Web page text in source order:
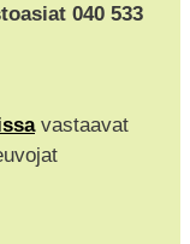
040 533
vastaavat